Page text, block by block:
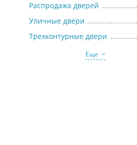
Распродажа дверей
Уличные двери
Трехконтурные двери
Еще